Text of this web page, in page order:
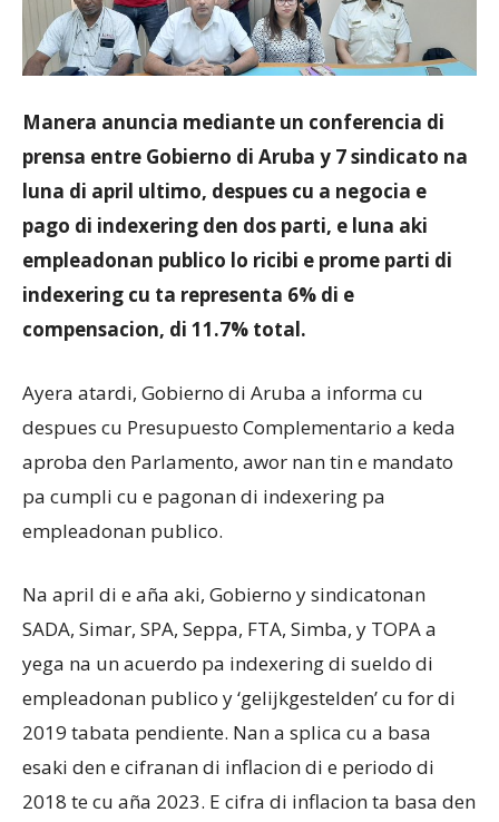
Manera anuncia mediante un conferencia di
prensa entre Gobierno di Aruba y 7 sindicato na
luna di april ultimo, despues cu a negocia e
pago di indexering den dos parti, e luna aki
empleadonan publico lo ricibi e prome parti di
indexering cu ta representa 6% di e
compensacion, di 11.7% total.
Ayera atardi, Gobierno di Aruba a informa cu
despues cu Presupuesto Complementario a keda
aproba den Parlamento, awor nan tin e mandato
pa cumpli cu e pagonan di indexering pa
empleadonan publico.
Na april di e aña aki, Gobierno y sindicatonan
SADA, Simar, SPA, Seppa, FTA, Simba, y TOPA a
yega na un acuerdo pa indexering di sueldo di
empleadonan publico y ‘gelijkgestelden’ cu for di
2019 tabata pendiente. Nan a splica cu a basa
esaki den e cifranan di inflacion di e periodo di
2018 te cu aña 2023. E cifra di inflacion ta basa den